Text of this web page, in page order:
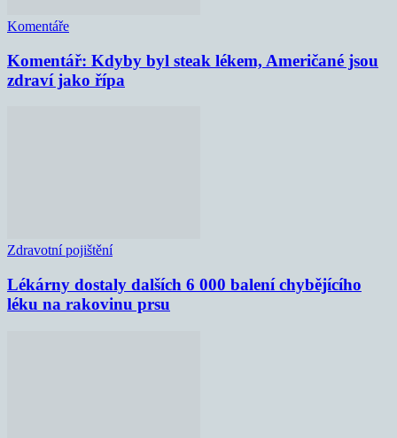
Komentáře
Komentář: Kdyby byl steak lékem, Američané jsou
zdraví jako řípa
Zdravotní pojištění
Lékárny dostaly dalších 6 000 balení chybějícího
léku na rakovinu prsu